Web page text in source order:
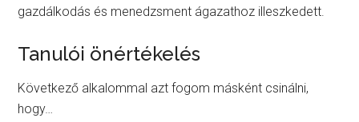
gazdálkodás és menedzsment ágazathoz illeszkedett.
Tanulói önértékelés
Következő alkalommal azt fogom másként csinálni,
hogy…